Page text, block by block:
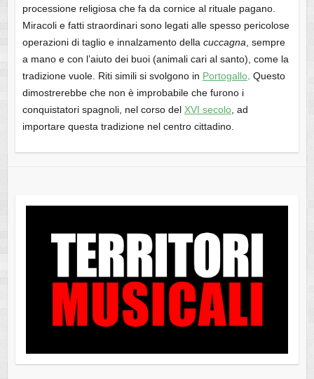
processione religiosa che fa da cornice al rituale pagano.
Miracoli e fatti straordinari sono legati alle spesso pericolose
operazioni di taglio e innalzamento della cuccagna , sempre
a mano e con l’aiuto dei buoi (animali cari al santo), come la
tradizione vuole. Riti simili si svolgono in Portogallo. Questo
dimostrerebbe che non è improbabile che furono i
conquistatori spagnoli, nel corso del XVI secolo, ad
importare questa tradizione nel centro cittadino.